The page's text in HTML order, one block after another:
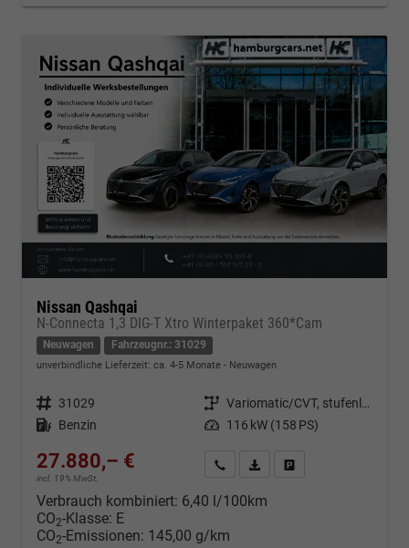
Nissan Qashqai
N-Connecta 1,3 DIG-T Xtro Winterpaket 360*Cam
Neuwagen Fahrzeugnr.: 31029
unverbindliche Lieferzeit: ca. 4-5 Monate Neuwagen
Fahrzeugnr. 31029 Getriebe
Variomatic/CVT, stufenlos
Kraftstoff Benzin Leistung 116 kW (158 PS)
27.880,– €
incl. 19% MwSt.
Kontakt & Angebot anfordern
PDF-Datei, Fahrzeugexposé
Verbrauch kombiniert: 6,40 l/100km
CO2-Klasse: E
CO2-Emissionen: 145,00 g/km